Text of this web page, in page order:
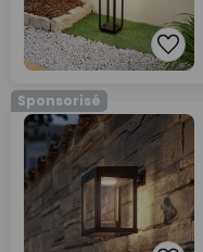
Sponsorisé